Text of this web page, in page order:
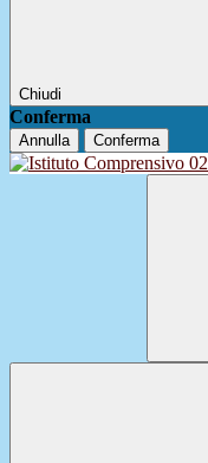
Chiudi
Conferma
Annulla Conferma